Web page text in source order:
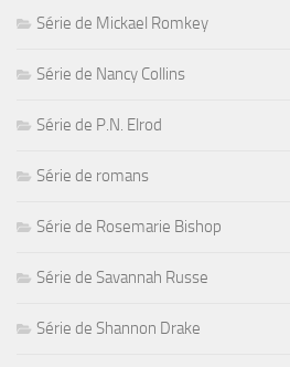
Série de Mickael Romkey
Série de Nancy Collins
Série de P.N. Elrod
Série de romans
Série de Rosemarie Bishop
Série de Savannah Russe
Série de Shannon Drake